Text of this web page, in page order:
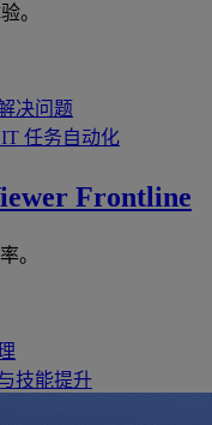
。
决问题
任务自动化
Frontline
。
技能提升